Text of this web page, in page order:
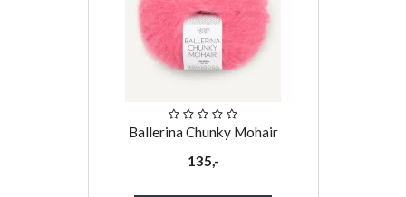
Ballerina Chunky Mohair
135,-